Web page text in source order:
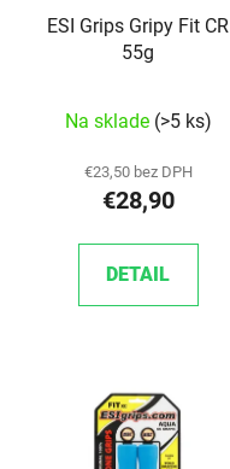
ESI Grips Gripy Fit CR
55g
Na sklade (>5 ks)
€23,50 bez DPH
€28,90
DETAIL